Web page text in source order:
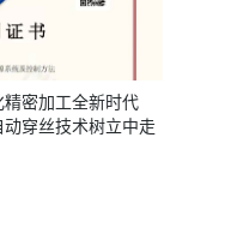
密加工全新时代
穿丝技术树立中走